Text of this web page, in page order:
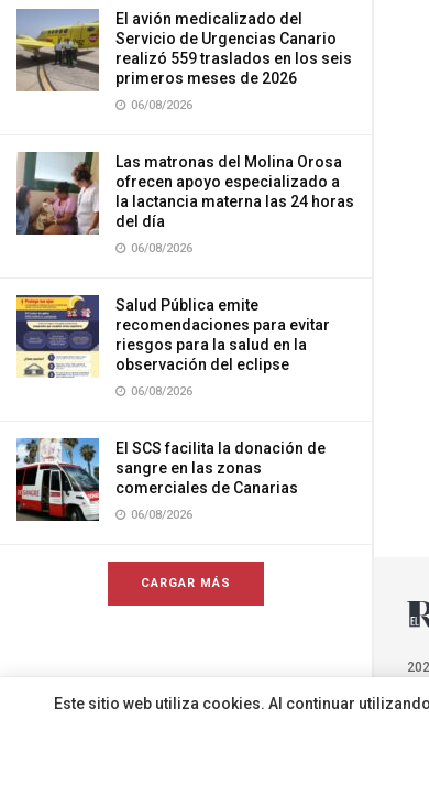
El avión medicalizado del
Servicio de Urgencias Canario
realizó 559 traslados en los seis
primeros meses de 2026
06/08/2026
Las matronas del Molina Orosa
ofrecen apoyo especializado a
la lactancia materna las 24 horas
del día
06/08/2026
Salud Pública emite
recomendaciones para evitar
riesgos para la salud en la
observación del eclipse
06/08/2026
El SCS facilita la donación de
sangre en las zonas
comerciales de Canarias
06/08/2026
CARGAR MÁS
Este sitio web utiliza cookies. Al continuar